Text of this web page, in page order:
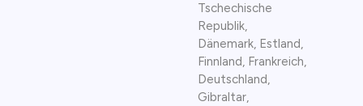
Tschechische
Republik,
Dänemark, Estland,
Finnland, Frankreich,
Deutschland,
Gibraltar,